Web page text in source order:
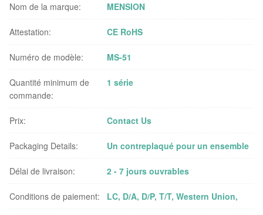
Nom de la marque: MENSION
Attestation: CE RoHS
Numéro de modèle: MS-51
Quantité minimum de
commande:
1 série
Prix: Contact Us
Packaging Details: Un contreplaqué pour un ensemble
Délai de livraison: 2 - 7 jours ouvrables
Conditions de paiement: LC, D/A, D/P, T/T, Western Union,